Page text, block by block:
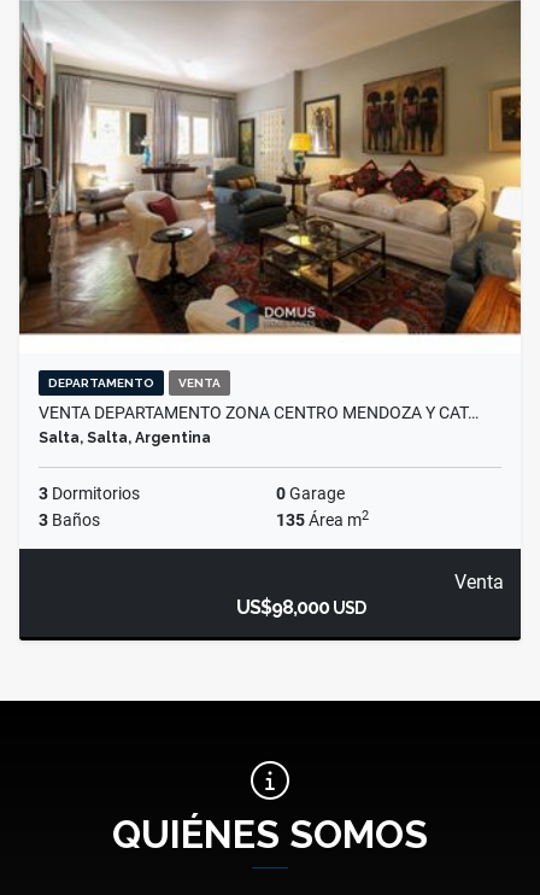
DEPARTAMENTO VENTA
VENTA DEPARTAMENTO ZONA CENTRO MENDOZA Y CAT…
Salta, Salta, Argentina
3 Dormitorios 0Garage
3 Baños 135Área m2
Venta
US$98,000USD
QUIÉNES SOMOS